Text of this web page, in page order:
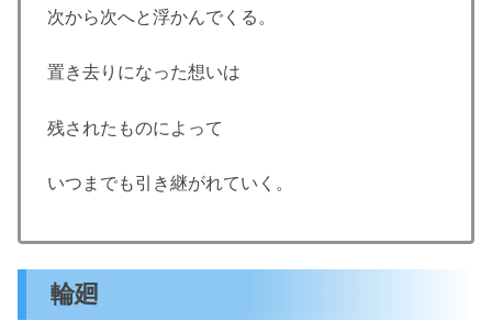
次から次へと浮かんでくる。
置き去りになった想いは
残されたものによって
いつまでも引き継がれていく。
輪廻